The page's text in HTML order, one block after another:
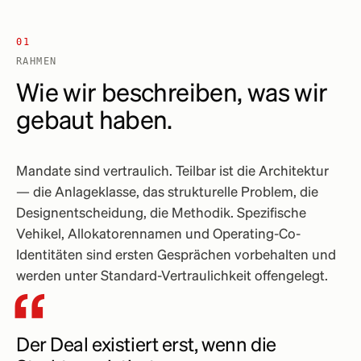
01
RAHMEN
Wie wir beschreiben, was wir
gebaut haben.
Mandate sind vertraulich. Teilbar ist die Architektur
— die Anlageklasse, das strukturelle Problem, die
Designentscheidung, die Methodik. Spezifische
Vehikel, Allokatorennamen und Operating-Co-
Identitäten sind ersten Gesprächen vorbehalten und
werden unter Standard-Vertraulichkeit offengelegt.
Der Deal existiert erst, wenn die